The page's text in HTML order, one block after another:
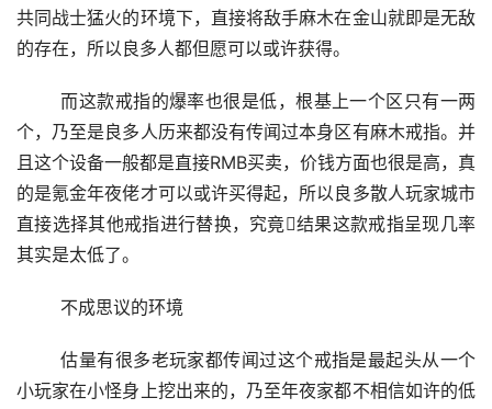
共同战士猛火的环境下，直接将敌手麻木在金山就即是无敌
的存在，所以良多人都但愿可以或许获得。
个，乃至是良多人历来都没有传闻过本身区有麻木戒指。并
且这个设备一般都是直接RMB买卖，价钱方面也很是高，真
的是氪金年夜佬才可以或许买得起，所以良多散人玩家城市
直接选择其他戒指进行替换，究竟结果这款戒指呈现几率
其实是太低了。
	不成思议的环境
	估量有很多老玩家都传闻过这个戒指是最起头从一个
小玩家在小怪身上挖出来的，乃至年夜家都不相信如许的低